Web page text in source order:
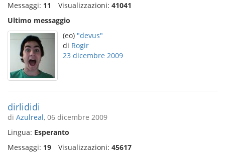
Messaggi: 11 Visualizzazioni: 41041
Ultimo messaggio
(eo) "devus"
di Rogir
23 dicembre 2009
dirlididi
di Azulreal, 06 dicembre 2009
Lingua: Esperanto
Messaggi: 19 Visualizzazioni: 45617